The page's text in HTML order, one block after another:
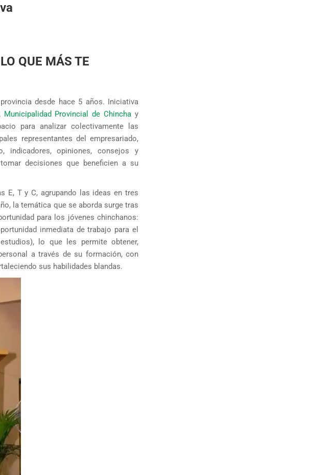
QUE MÁS TE
desde hace 5 años. Iniciativa
, Municipalidad Provincial de Chincha y
para analizar colectivamente las
representantes del empresariado,
indicadores, opiniones, consejos y
decisiones que beneficien a su
E, T y C, agrupando las ideas en tres
la temática que se aborda surge tras
para los jóvenes chinchanos:
inmediata de trabajo para el
lo que les permite obtener,
a través de su formación, con
sus habilidades blandas.